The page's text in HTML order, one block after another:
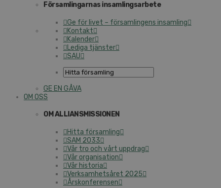
Församlingarnas insamlingsarbete
Ge för livet – församlingens insamling
Kontakt
Kalender
Lediga tjänster
SAU
GE EN GÅVA
OM OSS
OM ALLIANSMISSIONEN
Hitta församling
SAM 2033
Vår tro och vårt uppdrag
Vår organisation
Vår historia
Verksamhetsåret 2025
Årskonferensen